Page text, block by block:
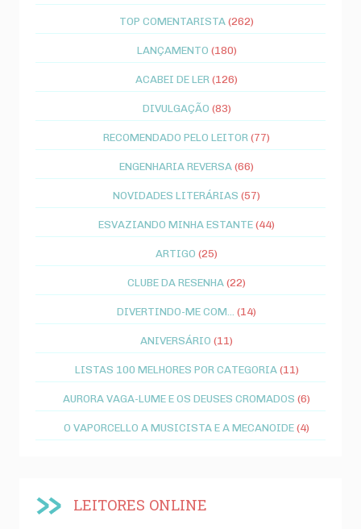
TOP COMENTARISTA(262)
LANÇAMENTO (180)
ACABEI DE LER (126)
DIVULGAÇÃO (83)
RECOMENDADO PELO LEITOR (77)
ENGENHARIA REVERSA(66)
NOVIDADES LITERÁRIAS (57)
ESVAZIANDO MINHA ESTANTE(44)
ARTIGO (25)
CLUBE DA RESENHA(22)
DIVERTINDO-ME COM... (14)
ANIVERSÁRIO (11)
LISTAS 100 MELHORES POR CATEGORIA (11)
AURORA VAGA-LUME E OS DEUSES CROMADOS (6)
O VAPORCELLO A MUSICISTA E A MECANOIDE(4)
LEITORES ONLINE